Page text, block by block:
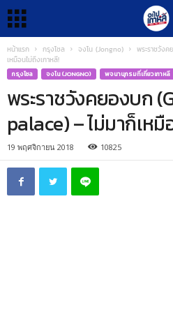
หน้าแรก กรุงโซล จงโน (Jongno)
พระราชวัง
เหมือนไม่ถึงเกาหลี!
กรุงโซล จงโน (JONGNO) พจนานุกรมที่เที่ยวเกาหลี
พระราชวังคยองบก
palace) – ไม่มาก็เห
19 พฤศจิกายน 2018 10825